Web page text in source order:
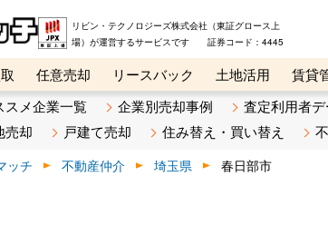
リビン・テクノロジーズ株式会社（東証グロース上
場）が運営するサービスです 証券コード：4445
任意売却 リースバック 土地活用 賃貸
動産カンパニー オンライン講座 リビンマガ
スメ企業一覧 企業別売却事例 査定利用者デ
売却 戸建て売却 住み替え・買い替え
ッチ 不動産仲介 埼玉県 春日部市